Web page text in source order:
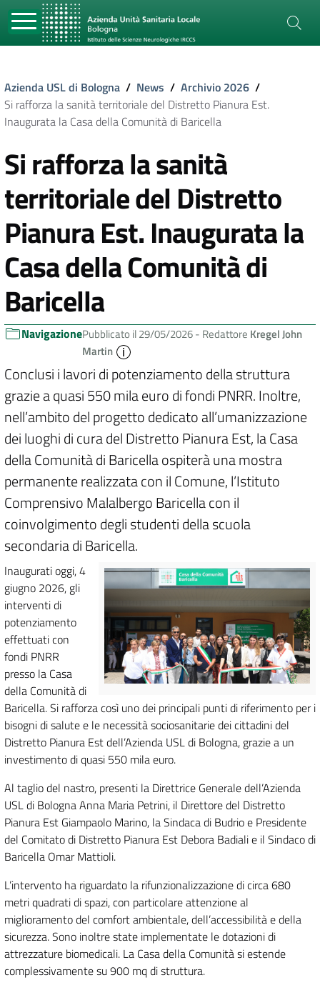
Azienda USL di Bologna / News / Archivio 2026 /
Si rafforza la sanità territoriale del Distretto Pianura Est.
Inaugurata la Casa della Comunità di Baricella
Si rafforza la sanità
territoriale del Distretto
Pianura Est. Inaugurata la
Casa della Comunità di
Baricella
NavigazionePubblicato il 29/05/2026 - Redattore Kregel John
Martin
Conclusi i lavori di potenziamento della struttura
grazie a quasi 550 mila euro di fondi PNRR. Inoltre,
nell’ambito del progetto dedicato all’umanizzazione
dei luoghi di cura del Distretto Pianura Est, la Casa
della Comunità di Baricella ospiterà una mostra
permanente realizzata con il Comune, l’Istituto
Comprensivo Malalbergo Baricella con il
coinvolgimento degli studenti della scuola
secondaria di Baricella.
Inaugurati oggi, 4
giugno 2026, gli
interventi di
potenziamento
effettuati con
fondi PNRR
presso la Casa
della Comunità di
Baricella. Si rafforza così uno dei principali punti di riferimento per i
bisogni di salute e le necessità sociosanitarie dei cittadini del
Distretto Pianura Est dell’Azienda USL di Bologna, grazie a un
investimento di quasi 550 mila euro.
Al taglio del nastro, presenti la Direttrice Generale dell’Azienda
USL di Bologna Anna Maria Petrini, il Direttore del Distretto
Pianura Est Giampaolo Marino, la Sindaca di Budrio e Presidente
del Comitato di Distretto Pianura Est Debora Badiali e il Sindaco di
Baricella Omar Mattioli.
L’intervento ha riguardato la rifunzionalizzazione di circa 680
metri quadrati di spazi, con particolare attenzione al
miglioramento del comfort ambientale, dell’accessibilità e della
sicurezza. Sono inoltre state implementate le dotazioni di
attrezzature biomedicali. La Casa della Comunità si estende
complessivamente su 900 mq di struttura.